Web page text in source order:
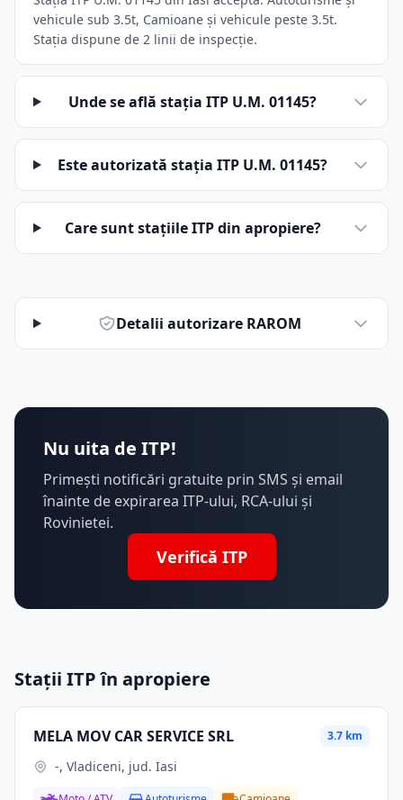
vehicule sub 3.5t, Camioane și vehicule peste 3.5t.
Stația dispune de 2 linii de inspecție.
Unde se află stația ITP U.M. 01145?
Este autorizată stația ITP U.M. 01145?
Care sunt stațiile ITP din apropiere?
Detalii autorizare RAROM
Nu uita de ITP!
Primești notificări gratuite prin SMS și email
înainte de expirarea ITP-ului, RCA-ului și
Rovinietei.
Verifică ITP
Stații ITP în apropiere
MELA MOV CAR SERVICE SRL 3.7 km
-, Vladiceni, jud. Iasi